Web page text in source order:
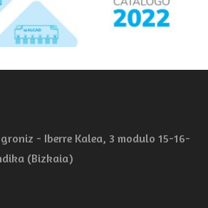
- Iberre Kalea, 3 modulo 15-16-
(Bizkaia)